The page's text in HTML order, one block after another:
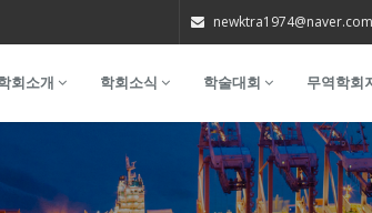
newktra1974@naver.com
회소개 학회소식 학술대회 무역학회